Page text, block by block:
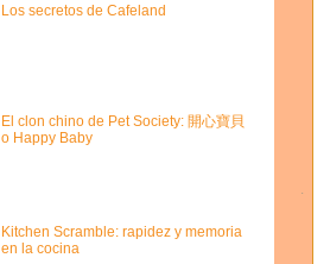
Los secretos de Cafeland
El clon chino de Pet Society: 開心寶貝
o Happy Baby
Kitchen Scramble: rapidez y memoria
en la cocina